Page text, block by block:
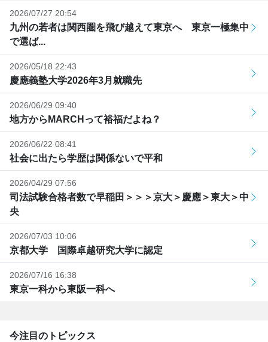
2026/07/27 20:54
九州の若者は関西圏を飛び越えて東京へ 東京一極集中
で選ば...
2026/05/18 22:43
慶應義塾大学2026年3月就職先
2026/06/29 09:40
地方からMARCHって裕福だよね？
2026/06/22 08:41
社会に出たら学歴は関係ないで平和
2026/04/29 07:56
司法試験合格者数で早稲田＞＞＞京大＞慶應＞東大＞中
央
2026/07/03 10:06
京都大学 国際卓越研究大学に認定
2026/07/16 16:38
東京一科から東阪一科へ
今注目のトピックス